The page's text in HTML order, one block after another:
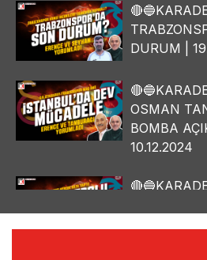
DURUM |
OSMAN
BOMBA
10.12.2024